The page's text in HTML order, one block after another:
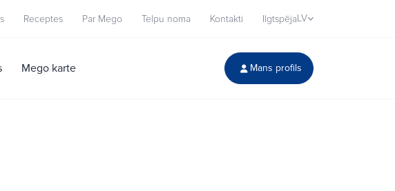
Receptes Par Mego Telpu noma Kontakti IlgtspējaLV
Mego karte Mans profils